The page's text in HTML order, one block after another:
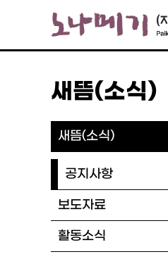
새뜸(소식)
새뜸(소식)
공지사항
보도자료
활동소식